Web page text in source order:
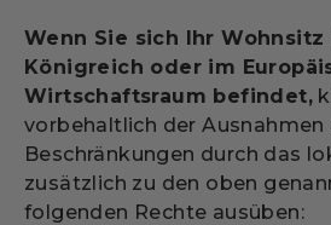
Wenn Sie sich Ihr
Königreich oder im
Wirtschaftsraum befindet,
vorbehaltlich der Ausnahmen
Beschränkungen durch das
zusätzlich zu den oben
folgenden Rechte ausüben: